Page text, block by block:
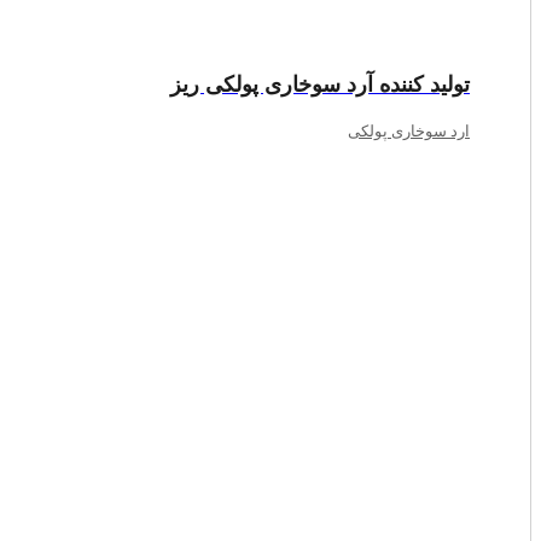
تولید کننده آرد سوخاری پولکی ریز
ارد سوخاری پولکی